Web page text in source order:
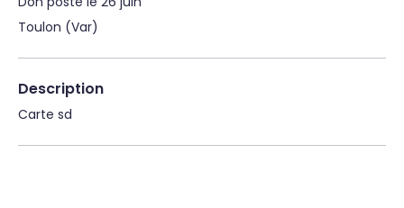
Toulon (Var)
Description
Carte sd